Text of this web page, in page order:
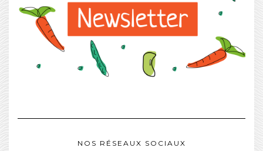
NOS RÉSEAUX SOCIAUX